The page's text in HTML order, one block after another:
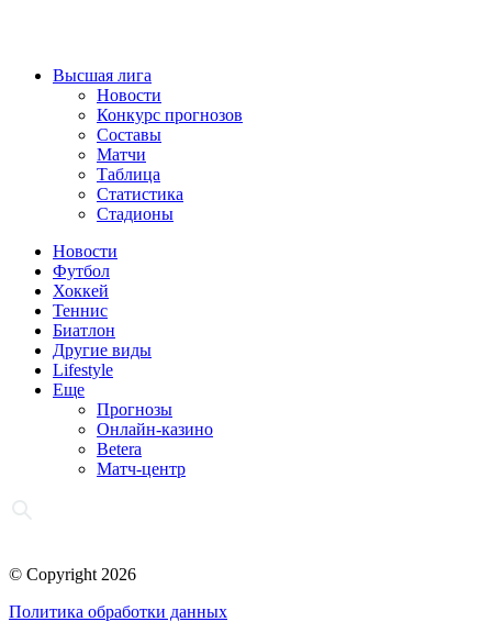
Высшая лига
Новости
Конкурс прогнозов
Составы
Матчи
Таблица
Статистика
Стадионы
Новости
Футбол
Хоккей
Теннис
Биатлон
Другие виды
Lifestyle
Еще
Прогнозы
Онлайн-казино
Betera
Матч-центр
© Copyright 2026
Политика обработки данных